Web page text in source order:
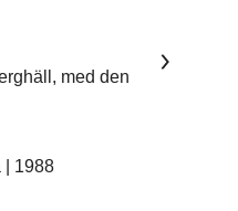
med den
| 1988